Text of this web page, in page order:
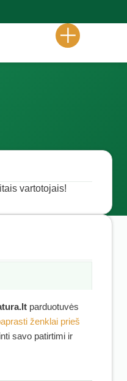
vartotojais!
parduotuvės
ženklai prieš
savo patirtimi ir